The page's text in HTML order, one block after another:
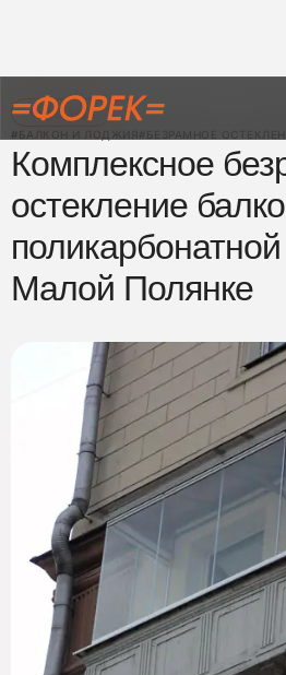
← Назад
#БАЛКОН И ЛОДЖИЯ #БЕЗРАМНОЕ
Комплексное
остекление
Малой Полянке